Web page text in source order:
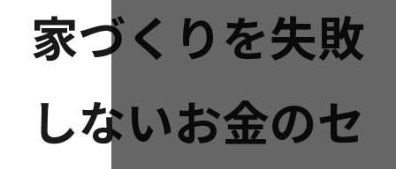
家づくりを失敗
しないお金のセ